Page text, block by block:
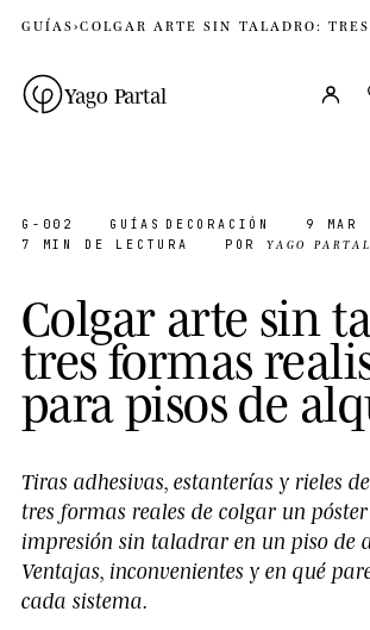
GUÍAS›
Yago Partal
G-002 GUÍAS DECORACIÓN
9 MAR
7 MIN DE LECTURA
PORYAGO PARTAL
Colgar arte sin t
tresformasreali
parapisosdealq
Tiras adhesivas, estanterías y rieles
tres formas reales de colgar un
impresión sin taladrar en un piso de
Ventajas, inconvenientes y en qué
cada sistema.